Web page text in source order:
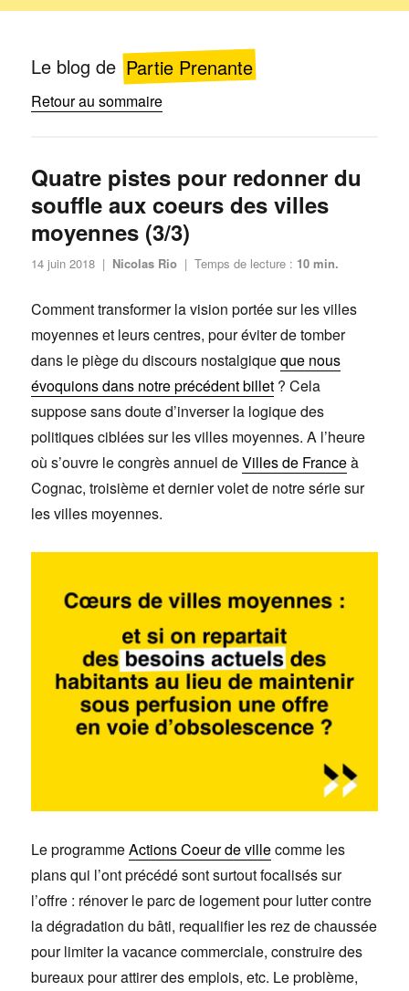
Le blog de Partie Prenante
Retour au sommaire
Quatre pistes pour redonner du
souffle aux coeurs des villes
moyennes (3/3)
Publié
le
14 juin 2018 | Nicolas Rio | Temps de lecture : 10 min.
Comment transformer la vision portée sur les villes
moyennes et leurs centres, pour éviter de tomber
dans le piège du discours nostalgiqueque nous
évoquions dans notre précédent billet ? Cela
suppose sans doute d’inverser la logique des
politiques ciblées sur les villes moyennes. A l’heure
où s’ouvre le congrès annuel deVilles de Franceà
Cognac, troisième et dernier volet de notre série sur
les villes moyennes.
Le programmeActions Coeur de villecomme les
plans qui l’ont précédé sont surtout focalisés sur
l’offre : rénover le parc de logement pour lutter contre
la dégradation du bâti, requalifier les rez de chaussée
pour limiter la vacance commerciale, construire des
bureaux pour attirer des emplois, etc. Le problème,